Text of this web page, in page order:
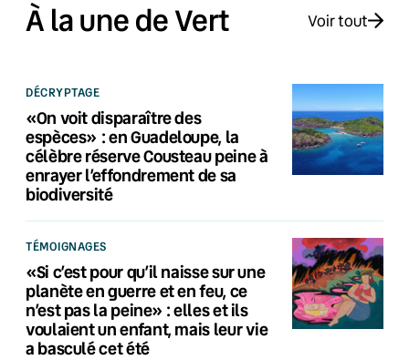
À la une de Vert Voir tout
DÉCRYPTAGE
«On voit disparaître des
espèces» : en Guadeloupe, la
célèbre réserve Cousteau peine à
enrayer l’effondrement de sa
biodiversité
TÉMOIGNAGES
«Si c’est pour qu’il naisse sur une
planète en guerre et en feu, ce
n’est pas la peine» : elles et ils
voulaient un enfant, mais leur vie
a basculé cet été